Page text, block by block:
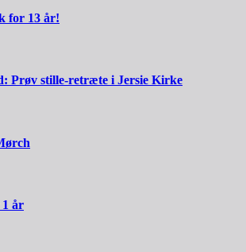
for 13 år!
Prøv stille-retræte i Jersie Kirke
år